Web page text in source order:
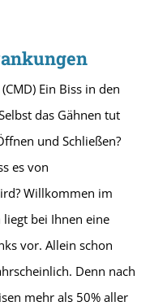
Ein Biss in den
das Gähnen tut
und Schließen?
es von
Willkommen im
bei Ihnen eine
vor. Allein schon
Denn nach
mehr als 50% aller